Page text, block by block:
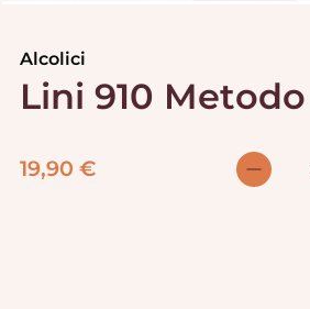
Alcolici
Lini 910
19,90 €